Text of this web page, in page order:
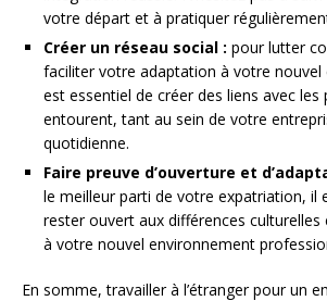
votre départ et à pratiquer
Créer un réseau social : pour lutter
faciliter votre adaptation à votre nouvel
est essentiel de créer des liens avec les
entourent, tant au sein de votre
quotidienne.
Faire preuve d’ouverture et
le meilleur parti de votre expatriation, il
rester ouvert aux différences
à votre nouvel environnement
En somme, travailler à l’étranger pour un